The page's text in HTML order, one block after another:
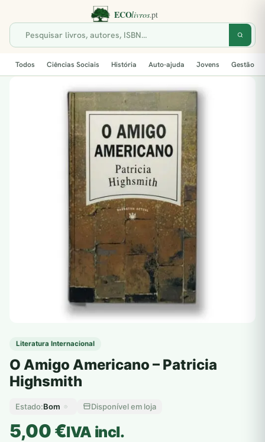
Todos Ciências Sociais História Auto-ajuda Jovens Gestão
Literatura Internacional
O Amigo Americano – Patricia
Highsmith
Estado:Bom Disponível em loja
5,00€IVA incl.